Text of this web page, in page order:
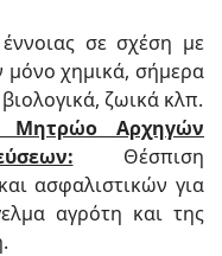
σε σχέση με
χημικά, σήμερα
ζωικά κλπ.
Αρχηγών
Θέσπιση
ασφαλιστικών για
αγρότη και της